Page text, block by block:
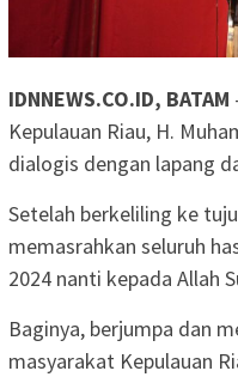
IDNNEWS.CO.ID, BATAM
Kepulauan Riau, H.
dialogis dengan lapang
Setelah berkeliling ke
memasrahkan seluruh
2024 nanti kepada Allah
Baginya, berjumpa dan
masyarakat Kepulauan